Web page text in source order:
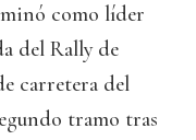
como líder
del Rally de
carretera del
tramo tras